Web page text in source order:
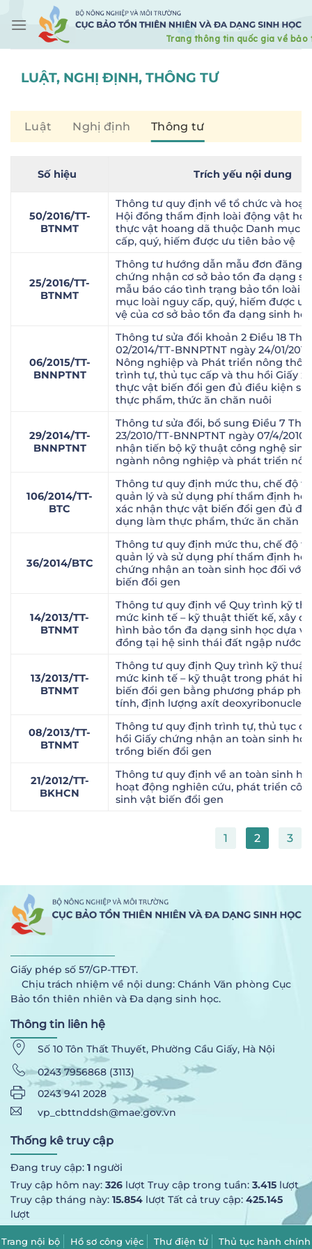
content
LUẬT, NGHỊ ĐỊNH, THÔNG TƯ
Luật Nghị định Thông tư
Số hiệu Trích yếu nội dung
50/2016/TT-
BTNMT
Thông tư quy định về tổ chức và hoạt
Hội đồng thẩm định loài động vật
thực vật hoang dã thuộc Danh mục
cấp, quý, hiếm được ưu tiên bảo vệ
25/2016/TT-
BTNMT
Thông tư hướng dẫn mẫu đơn đăng
chứng nhận cơ sở bảo tồn đa dạng
mẫu báo cáo tình trạng bảo tồn loài
mục loài nguy cấp, quý, hiếm được
vệ của cơ sở bảo tồn đa dạng sinh học
06/2015/TT-
BNNPTNT
Thông tư sửa đổi khoản 2 Điều 18
02/2014/TT-BNNPTNT ngày 24/01/
Nông nghiệp và Phát triển nông
trình tự, thủ tục cấp và thu hồi Giấy
thực vật biến đổi gen đủ điều kiện sử
thực phẩm, thức ăn chăn nuôi
29/2014/TT-
BNNPTNT
Thông tư sửa đổi, bổ sung Điều 7
23/2010/TT-BNNPTNT ngày 07/4/2010
nhận tiến bộ kỹ thuật công nghệ
ngành nông nghiệp và phát triển
106/2014/TT-
BTC
Thông tư quy định mức thu, chế độ
quản lý và sử dụng phí thẩm định hồ
xác nhận thực vật biến đổi gen đủ
dụng làm thực phẩm, thức ăn chăn
36/2014/BTC
Thông tư quy định mức thu, chế độ
quản lý và sử dụng phí thẩm định hồ
chứng nhận an toàn sinh học đối với
biến đổi gen
14/2013/TT-
BTNMT
Thông tư quy định về Quy trình kỹ
mức kinh tế – kỹ thuật thiết kế, xây
hình bảo tồn đa dạng sinh học dựa
đồng tại hệ sinh thái đất ngập nước
13/2013/TT-
BTNMT
Thông tư quy định Quy trình kỹ thuật
mức kinh tế – kỹ thuật trong phát
biến đổi gen bằng phương pháp
tính, định lượng axít deoxyribonucleic
08/2013/TT-
BTNMT
Thông tư quy định trình tự, thủ tục
hồi Giấy chứng nhận an toàn sinh
trồng biến đổi gen
21/2012/TT-
BKHCN
Thông tư quy định về an toàn sinh
hoạt động nghiên cứu, phát triển
sinh vật biến đổi gen
1 2 3
Giấy phép số 57/GP-TTĐT.
Chịu trách nhiệm về nội dung: Chánh Văn phòng Cục
Bảo tồn thiên nhiên và Đa dạng sinh học.
Thông tin liên hệ
Số 10 Tôn Thất Thuyết, Phường Cầu Giấy, Hà Nội
0243 7956868 (3113)
0243 941 2028
vp_cbttnddsh@mae.gov.vn
Thống kê truy cập
Đang truy cập: 1 người
Truy cập hôm nay: 326 lượt Truy cập trong tuần: 3.415 lượt
Truy cập tháng này: 15.854 lượt Tất cả truy cập: 425.145
lượt
Trang nội bộ Hồ sơ công việc Thư điện tử Thủ tục hành chính